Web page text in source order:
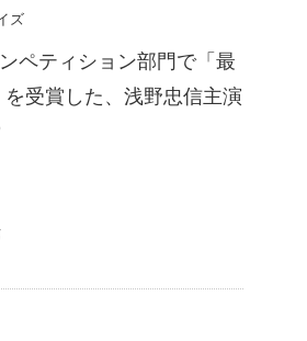
ズ
ペティション部門で「最
受賞した、浅野忠信主演